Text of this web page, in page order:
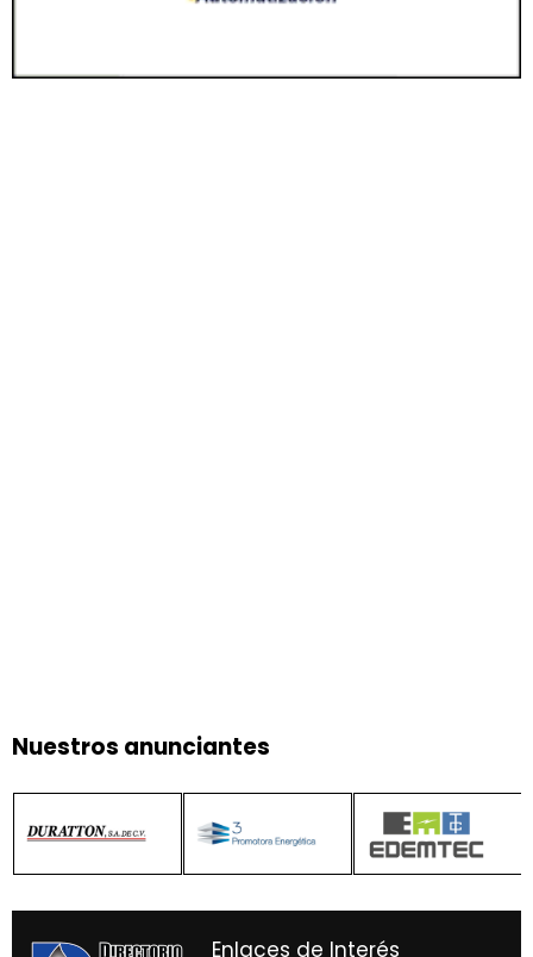
Nuestros anunciantes
Enlaces de Interés